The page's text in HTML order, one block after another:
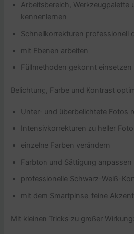
Arbeitsbereich, Werkzeugpalette
kennenlernen
Schnellkorrekturen professionell
mit Ebenen arbeiten
Füllmethoden gekonnt einsetzen
Belichtung, Farbe und Kontrast
Unter- und überbelichtete Fotos
Intensivkorrekturen zu heller
einzelne Farben verändern
Farbton und Sättigung anpassen
professionelle Schwarz-Weiß-
mit dem Smartpinsel feine
Mit kleinen Tricks zu großer Wirkung: